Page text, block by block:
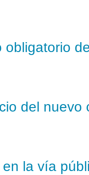
del nuevo
la vía